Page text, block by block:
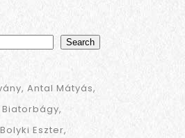
Search
Antal Mátyás
Biatorbágy
Bolyki Eszter